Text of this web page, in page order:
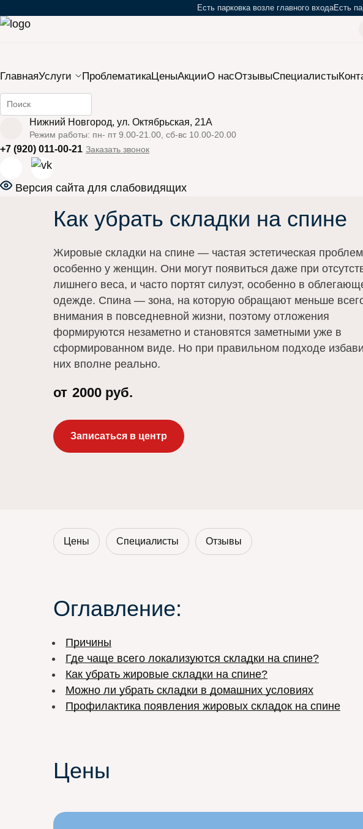
Есть парковка возле главного входаЕсть
ГлавнаяУслуги ПроблематикаЦеныАкцииО насОтзывыCпециалисты
Нижний Новгород, ул. Октябрьская, 21А
Режим работы: пн- пт 9.00-21.00, сб-вс 10.00-20.00
+7 (920) 011-00-21 Заказать звонок
Версия сайта для слабовидящих
Главная›
Как убрать складки на спине
Жировые складки на спине — частая эстетическая
особенно у женщин. Они могут появиться даже при
лишнего веса, и часто портят силуэт, особенно в
одежде. Спина — зона, на которую обращают меньше
внимания в повседневной жизни, поэтому отложения
формируются незаметно и становятся заметными уже в
сформированном виде. Но при правильном подходе
них вполне реально.
от 2000 руб.
Записаться в центр
Цены Специалисты Отзывы
Оглавление:
Причины
Где чаще всего локализуются складки на спине?
Как убрать жировые складки на спине?
Можно ли убрать складки в домашних условиях
Профилактика появления жировых складок на спине
Цены